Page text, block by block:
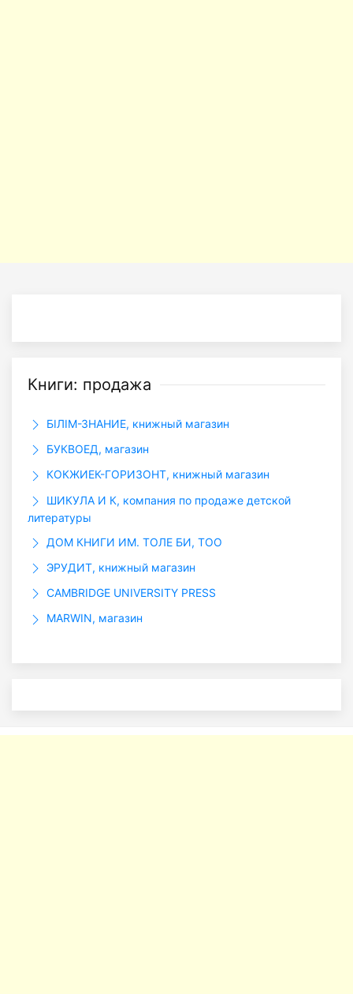
Книги: продажа
БІЛІМ-ЗНАНИЕ, книжный магазин
БУКВОЕД, магазин
КОКЖИЕК-ГОРИЗОНТ, книжный магазин
ШИКУЛА И К, компания по продаже детской
литературы
ДОМ КНИГИ ИМ. ТОЛЕ БИ, ТОО
ЭРУДИТ, книжный магазин
CAMBRIDGE UNIVERSITY PRESS
MARWIN, магазин